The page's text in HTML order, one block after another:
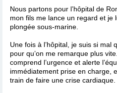
Nous partons pour l’hôpital de
mon fils me lance un regard et je
plongée sous-marine.
Une fois à l’hôpital, je suis si mal
pour qu’on me remarque plus
comprend l’urgence et alerte
immédiatement prise en charge,
train de faire une crise cardiaque.